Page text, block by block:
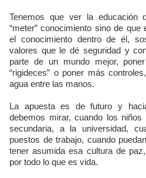
Tenemos que ver la
“meter” conocimiento sino de que
el conocimiento dentro de él,
valores que le dé seguridad y
parte de un mundo mejor,
“rigideces” o poner más
agua entre las manos.
La apuesta es de futuro y
debemos mirar, cuando los
secundaria, a la universidad,
puestos de trabajo, cuando
tener asumida esa cultura de
por todo lo que es vida.